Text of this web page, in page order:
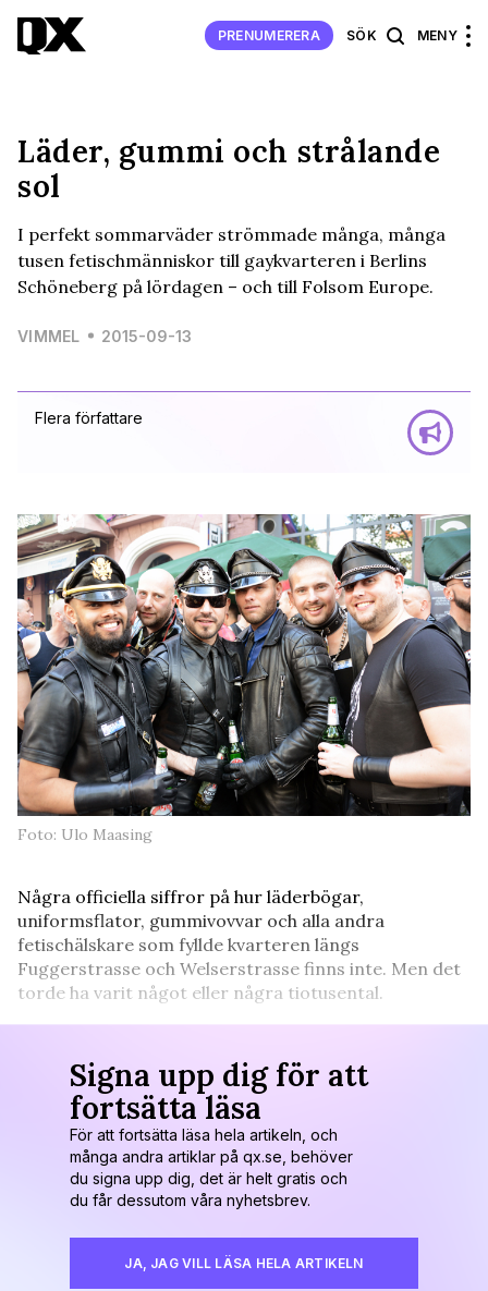
PRENUMERERA SÖK MENY
Flera författare
Läder, gummi och strålande
sol
I perfekt sommarväder strömmade många, många
tusen fetischmänniskor till gaykvarteren i Berlins
Schöneberg på lördagen – och till Folsom Europe.
VIMMEL 2015-09-13
Foto: Ulo Maasing
Några officiella siffror på hur läderbögar,
uniformsflator, gummivovvar och alla andra
fetischälskare som fyllde kvarteren längs
Fuggerstrasse och Welserstrasse finns inte. Men det
torde ha varit något eller några tiotusental.
Signa upp dig för att
fortsätta läsa
För att fortsätta läsa hela artikeln, och
många andra artiklar på qx.se, behöver
du signa upp dig, det är helt gratis och
du får dessutom våra nyhetsbrev.
JA, JAG VILL LÄSA HELA ARTIKELN